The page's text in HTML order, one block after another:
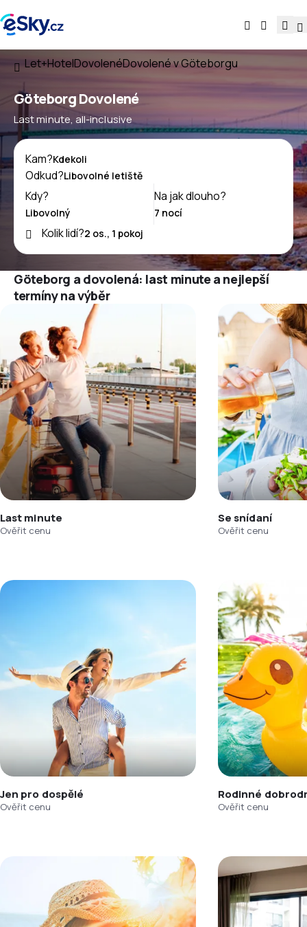
Let+HotelDovolenéDovolené v Göteborgu
Göteborg Dovolené
Last minute, all-inclusive
Kam?
Odkud?
Kdy?
Na jak dlouho?
Kolik lidí?
Göteborg a dovolená: last minute a nejlepší
termíny na výběr
Last minute
Ověřit cenu
Se snídaní
Ověřit cenu
Jen pro dospělé
Ověřit cenu
Rodinné
Ověřit cenu